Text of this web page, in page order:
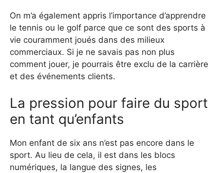
On m’a également appris l’importance d’apprendre
le tennis ou le golf parce que ce sont des sports à
vie couramment joués dans des milieux
commerciaux. Si je ne savais pas non plus
comment jouer, je pourrais être exclu de la carrière
et des événements clients.
La pression pour faire du sport
en tant qu’enfants
Mon enfant de six ans n’est pas encore dans le
sport. Au lieu de cela, il est dans les blocs
numériques, la langue des signes, les